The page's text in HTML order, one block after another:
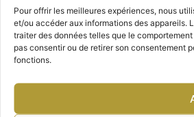
Pour offrir les meilleures expériences, nous
et/ou accéder aux informations des appareils.
traiter des données telles que le
pas consentir ou de retirer son consentement
fonctions.
consulter régulièrement cette
la manière dont nous protégeons vos
Si vous avez des questions
Confidentialité ou notre utilisation de